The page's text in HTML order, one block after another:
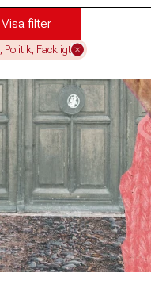
Visa filter
Politik, Fackligt